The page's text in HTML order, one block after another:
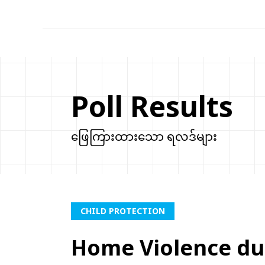
Poll Results
ဖြေကြားထားသော ရလဒ်များ
CHILD PROTECTION
Home Violence